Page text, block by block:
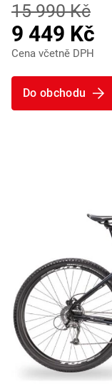
15 990 Kč
9 449 Kč
Cena včetně DPH
Do obchodu